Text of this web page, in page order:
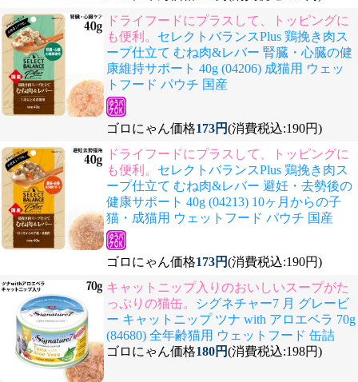
ドライフードにプラスして、トッピングに
も便利。 セレクトバランスPlus 鶏挽き肉ス
ープ仕立て むね肉&レバー 腎臓・心臓の健
康維持サポート 40g (04206) 成猫用 ウェッ
トフード パウチ 国産
ゴロにゃん価格173円(消費税込:190円)
ドライフードにプラスして、トッピングに
も便利。 セレクトバランスPlus 鶏挽き肉ス
ープ仕立て むね肉&レバー 避妊・去勢後の
健康サポート 40g (04213) 10ヶ月からの子
猫・成猫用 ウェットフード パウチ 国産
ゴロにゃん価格173円(消費税込:190円)
キャットニップ入りのおいしいスープがた
っぷりの猫缶。
シグネチャー7 月 グレービ
ー キャットニップ ツナ with アロエベラ 70g
(84680) 全年齢猫用 ウェットフード 缶詰
ゴロにゃん価格180円(消費税込:198円)